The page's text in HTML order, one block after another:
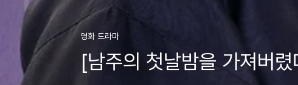
영화 드라마
[남주의 첫날밤을 가져버